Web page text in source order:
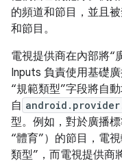
的頻道和節目，並且
和節目。
電視提供商在內部將“
Inputs 負責使用基礎
“規範類型”字段將自
自
型。例如，對於廣播
“體育”）的節目，電
類型”，而電視提供商